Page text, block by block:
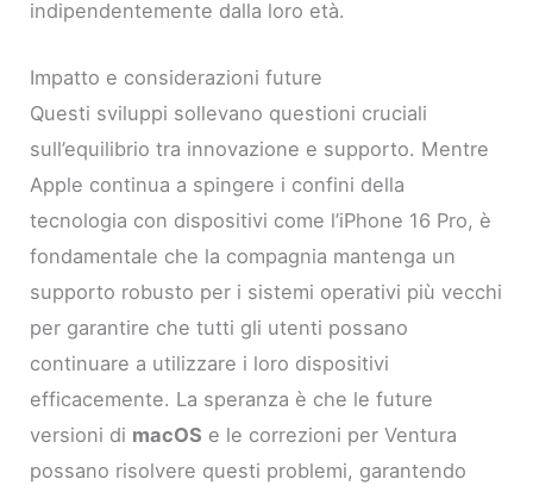
indipendentemente dalla loro età.
Impatto e considerazioni future
Questi sviluppi sollevano questioni cruciali
sull’equilibrio tra innovazione e supporto. Mentre
Apple continua a spingere i confini della
tecnologia con dispositivi come l’iPhone 16 Pro, è
fondamentale che la compagnia mantenga un
supporto robusto per i sistemi operativi più vecchi
per garantire che tutti gli utenti possano
continuare a utilizzare i loro dispositivi
efficacemente. La speranza è che le future
versioni di macOS e le correzioni per Ventura
possano risolvere questi problemi, garantendo